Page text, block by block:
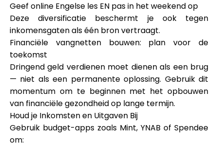
Geef online Engelse les EN pas in het weekend op
Deze diversificatie beschermt je ook tegen
inkomensgaten als één bron vertraagt.
Financiële vangnetten bouwen: plan voor de
toekomst
Dringend geld verdienen moet dienen als een brug
— niet als een permanente oplossing. Gebruik dit
momentum om te beginnen met het opbouwen
van financiële gezondheid op lange termijn.
Houd je Inkomsten en Uitgaven Bij
Gebruik budget-apps zoals Mint, YNAB of Spendee
om: